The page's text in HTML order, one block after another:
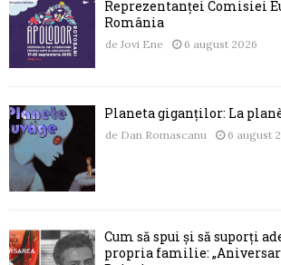
Reprezentanței Comisiei
România
de Jovi Ene 6 august 2026
Planeta giganților: La
de Dan Romascanu 6 august
Cum să spui și să suporți
propria familie: